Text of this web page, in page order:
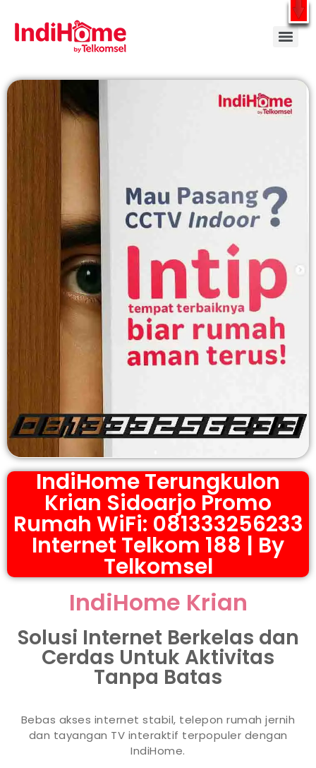
Gratis Pasang Dengan Bayar PDD2 | WiFi 200Rb an By Telkomsel
IndiHome Terungkulon
Krian Sidoarjo Promo
Rumah WiFi: 081333256233
Internet Telkom 188 | By
Telkomsel
IndiHome Krian
Solusi Internet Berkelas dan
Cerdas Untuk Aktivitas
Tanpa Batas
Bebas akses internet stabil, telepon rumah jernih
dan tayangan TV interaktif terpopuler dengan
IndiHome.